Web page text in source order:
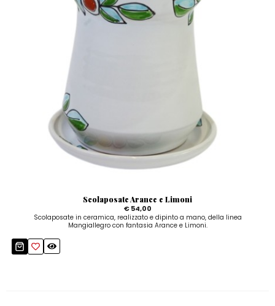
Scolaposate Arance e Limoni
€ 54,00
Scolaposate in ceramica, realizzato e dipinto a mano, della linea
Mangiallegro con fantasia Arance e Limoni.